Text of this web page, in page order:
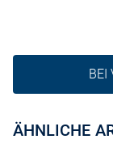
BEI
ÄHNLICHE